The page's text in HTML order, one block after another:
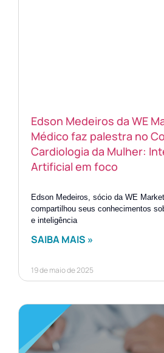
Edson Medeiros da WE
Médico faz palestra no
Cardiologia da Mulher:
Artificial em foco
Edson Medeiros, sócio da WE
compartilhou seus conhecimentos
e inteligência
SAIBA MAIS »
19 de maio de 2025